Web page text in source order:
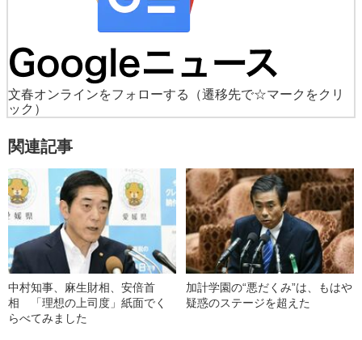
文春オンラインをフォローする
（遷移先で☆マークをクリ
ック）
関連記事
中村知事、麻生財相、安倍首
相 「理想の上司度」紙面でく
らべてみました
加計学園の“悪だくみ”は、もはや
疑惑のステージを超えた